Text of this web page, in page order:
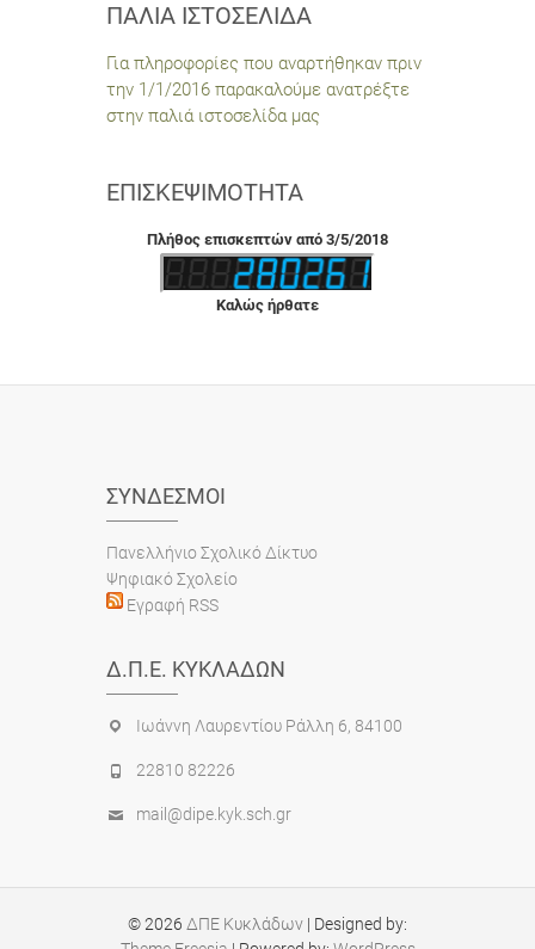
ΠΑΛΙΆ ΙΣΤΟΣΕΛΊΔΑ
Για πληροφορίες που αναρτήθηκαν πριν
την 1/1/2016 παρακαλούμε ανατρέξτε
στην παλιά ιστοσελίδα μας
ΕΠΙΣΚΕΨΙΜΌΤΗΤΑ
Πλήθος επισκεπτών από 3/5/2018
Καλώς ήρθατε
ΣΎΝΔΕΣΜΟΙ
Πανελλήνιο Σχολικό Δίκτυο
Ψηφιακό Σχολείο
Εγραφή RSS
Δ.Π.Ε. ΚΥΚΛΆΔΩΝ
Ιωάννη Λαυρεντίου Ράλλη 6, 84100
22810 82226
mail@dipe.kyk.sch.gr
© 2026 ΔΠΕ Κυκλάδων | Designed by: